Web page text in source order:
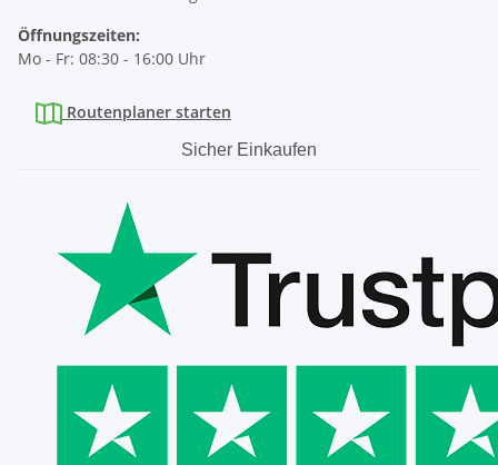
Öffnungszeiten:
Mo - Fr: 08:30 - 16:00 Uhr
Routenplaner starten
Sicher Einkaufen